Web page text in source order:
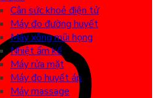
Cân sức khoẻ điện tử
Máy đo đường huyết
Máy xông mũi họng
Nhiệt ẩm kế
Máy rửa mặt
Máy đo huyết áp
Máy massage